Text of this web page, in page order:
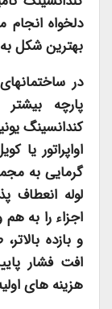
دلخواه
بهترین شکل
در
پارچه
کندانسینگ
اواپراتور یا
گرمایی به
لوله انعطاف
اجزاء را به
و بازده
افت فشار
هزینه های